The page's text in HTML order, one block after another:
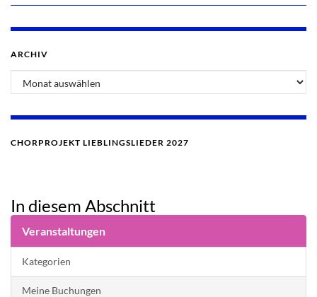
ARCHIV
Archiv
CHORPROJEKT LIEBLINGSLIEDER 2027
In diesem Abschnitt
Veranstaltungen
Kategorien
Meine Buchungen